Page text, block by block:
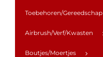
Toebehoren/Gereedschap
Airbrush/Verf/Kwasten
Boutjes/Moertjes